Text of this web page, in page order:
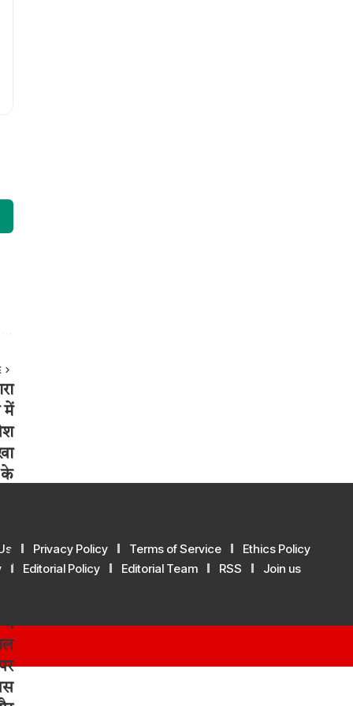
Privacy Policy Terms of Service
Ethics Policy
Editorial Policy Editorial Team RSS Join us